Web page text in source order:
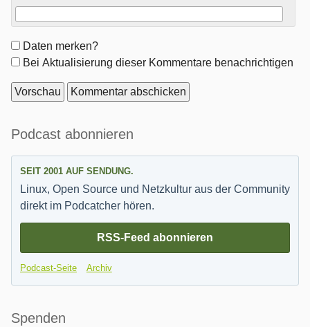
Formular-
Optionen
Daten merken?
Bei Aktualisierung dieser Kommentare benachrichtigen
Seitenleiste
Podcast abonnieren
SEIT 2001 AUF SENDUNG.
Linux, Open Source und Netzkultur aus der Community
direkt im Podcatcher hören.
RSS-Feed abonnieren
Podcast-Seite Archiv
Spenden